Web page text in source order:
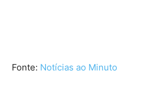
Fonte: Notícias ao Minuto